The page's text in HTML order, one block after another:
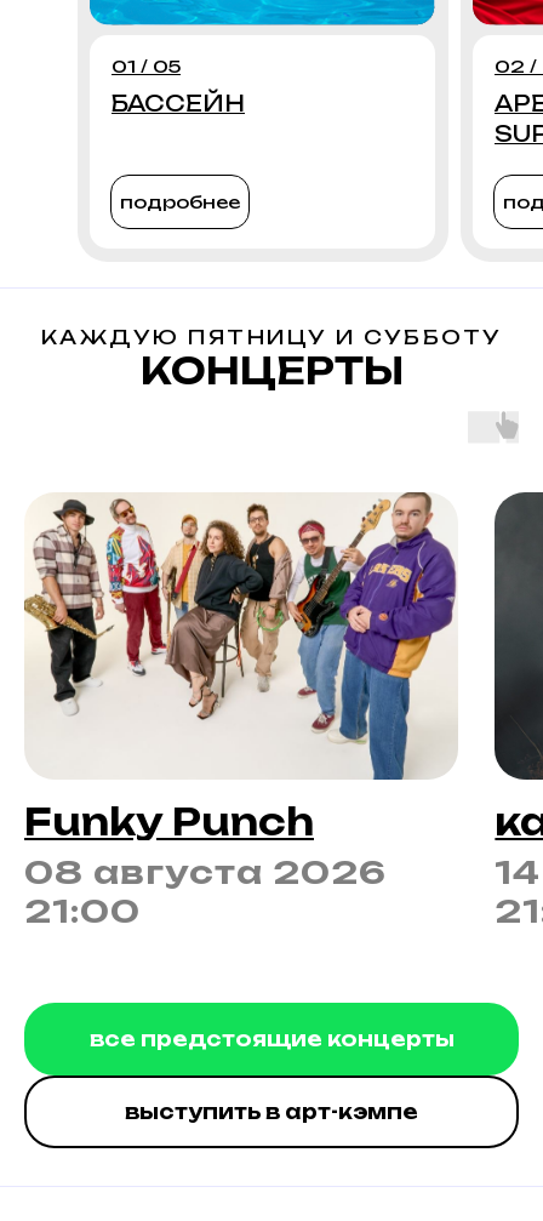
БАССЕЙН
01 / 05
подробнее
02 /
КАЖДУЮ ПЯТНИЦУ И СУББОТУ
КОНЦЕРТЫ
Funky Punch
08 августа 2026
21:00
все предстоящие концерты
выступить в арт-кэмпе